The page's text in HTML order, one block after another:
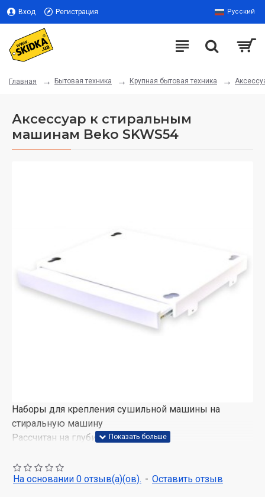
Вход Регистрация Русский
Главная Бытовая техника Крупная бытовая техника
Аксессуар к стиральным
машинам Beko SKWS54
Наборы для крепления сушильной машины на
стиральную машину
Рассчитан на глубину сушки 54 см
Выдерживаем вес 20 кг.
Разница между глубиной стиральной и сушильной
На основании 0 отзыв(а)(ов). - Оставить отзыв